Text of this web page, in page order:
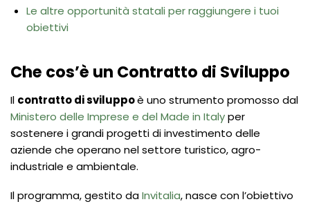
Le altre opportunità statali per raggiungere i tuoi
obiettivi
Che cos’è un Contratto di Sviluppo
Il contratto di sviluppoè uno strumento promosso dal
Ministero delle Imprese e del Made in Italyper
sostenere i grandi progetti di investimento delle
aziende che operano nel settore turistico, agro-
industriale e ambientale.
Il programma, gestito daInvitalia, nasce con l’obiettivo